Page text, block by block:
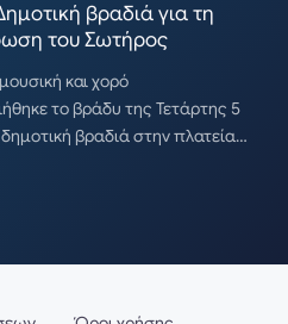
βραδιά για τη
του Σωτήρος
και χορό
το βράδυ της Τετάρτης 5
βραδιά στην πλατεία…